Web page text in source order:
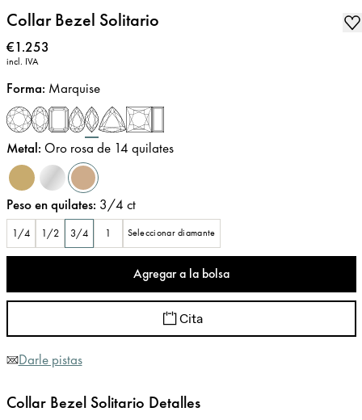
Collar Bezel Solitario
Precio:
€1.253
incl. IVA
Forma: Marquise
Metal: Oro rosa de 14 quilates
Peso en quilates: 3/4 ct
1/4 1/2 3/4 1 Seleccionar diamante
Agregar a la bolsa
Cita
Darle pistas
Collar Bezel Solitario Detalles